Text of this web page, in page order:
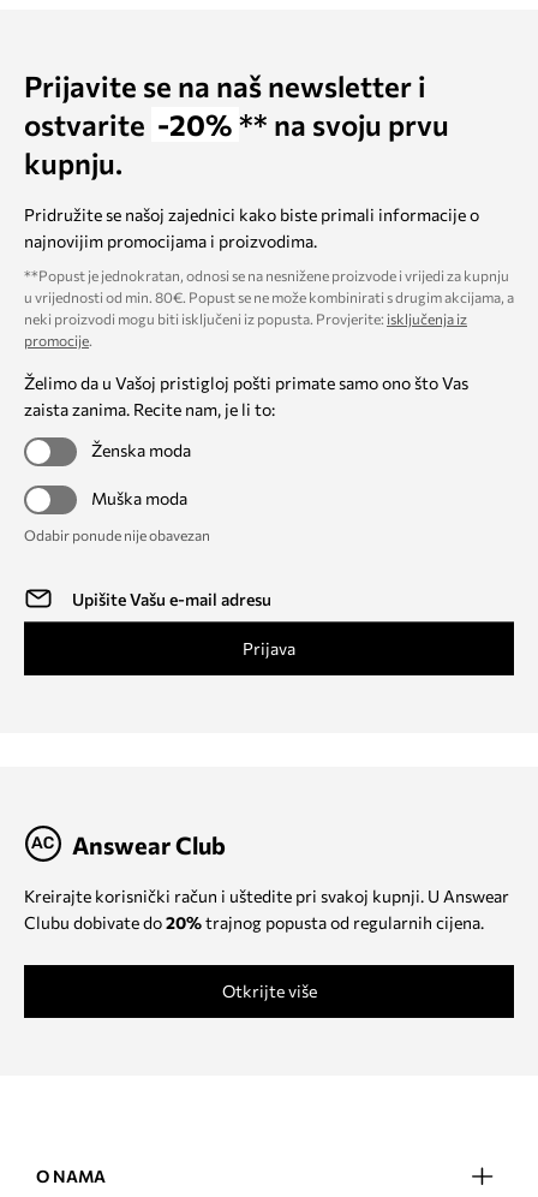
Prijavite se na naš newsletter i
ostvarite -20% ** na svoju prvu
kupnju.
Pridružite se našoj zajednici kako biste primali informacije o
najnovijim promocijama i proizvodima.
**Popust je jednokratan, odnosi se na nesnižene proizvode i vrijedi za kupnju
u vrijednosti od min. 80€. Popust se ne može kombinirati s drugim akcijama, a
neki proizvodi mogu biti isključeni iz popusta. Provjerite: isključenja iz
promocije
Želimo da u Vašoj pristigloj pošti primate samo ono što Vas
zaista zanima. Recite nam, je li to:
Ženska moda
Muška moda
Odabir ponude nije obavezan
Prijava
Answear Club
Kreirajte korisnički račun i uštedite pri svakoj kupnji. U Answear
Clubu dobivate do20%trajnog popusta od regularnih cijena.
Otkrijte više
O NAMA